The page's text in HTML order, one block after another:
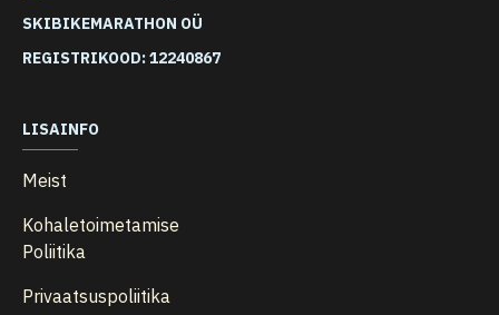
SKIBIKEMARATHON OÜ
REGISTRIKOOD: 12240867
LISAINFO
Meist
Kohaletoimetamise
Poliitika
Privaatsuspoliitika